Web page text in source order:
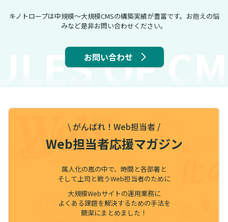
OF
キノトロープは中規模～大規模CMSの構築実績が豊富です。お抱えの悩
みなど是非お問い合わせください。
お問い合わせ
\ がんばれ！Web担当者 /
Web担当者応援マガジン
属人化の嵐の中で、時間と各部署と
そして上司と戦うWeb担当者のために
大規模Webサイトの運用業務に
よくある課題を解決するための手法を
簡潔にまとめました！